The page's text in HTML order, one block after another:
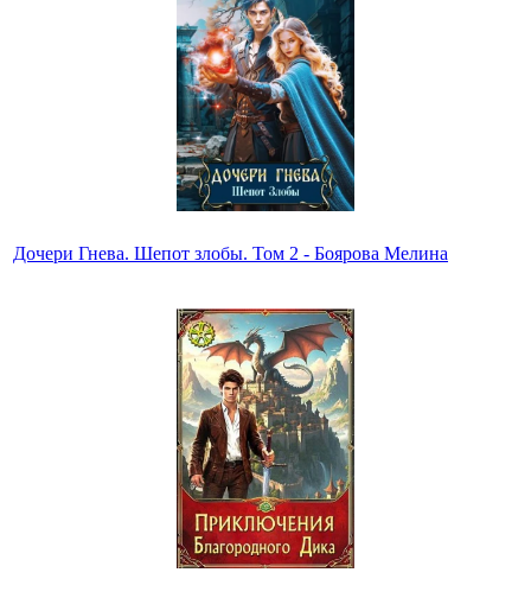
Дочери Гнева. Шепот злобы. Том 2 - Боярова Мелина